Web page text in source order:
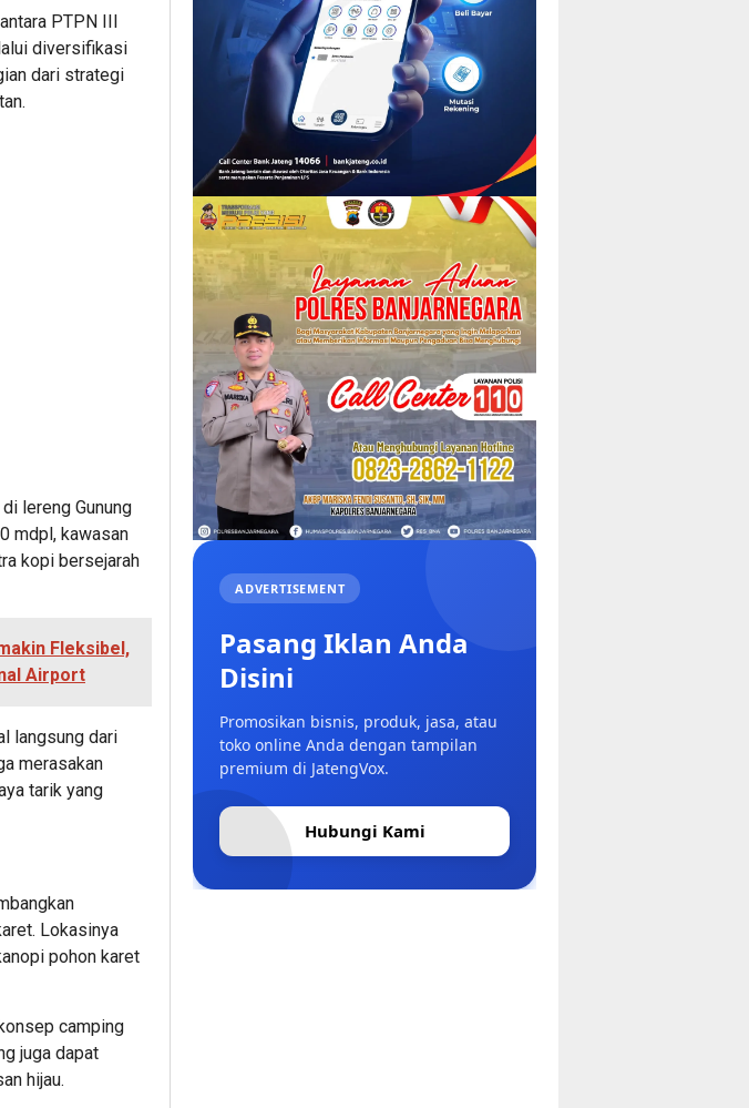
PTPN III
diversifikasi
dari strategi
lereng Gunung
mdpl, kawasan
kopi bersejarah
Fleksibel,
Airport
langsung dari
merasakan
tarik yang
Lokasinya
pohon karet
camping
juga dapat
hijau.
ADVERTISEMENT
Pasang Iklan Anda
Disini
Promosikan bisnis, produk, jasa, atau
toko online Anda dengan tampilan
premium di JatengVox.
Hubungi Kami